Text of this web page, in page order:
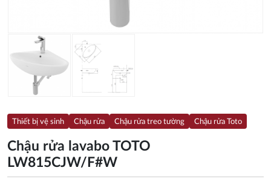
Thiết bị vệ sinh Chậu rửa Chậu rửa treo tường Chậu rửa Toto
Chậu rửa lavabo TOTO
LW815CJW/F#W